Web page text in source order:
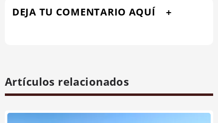
DEJA TU COMENTARIO AQUÍ
Artículos relacionados